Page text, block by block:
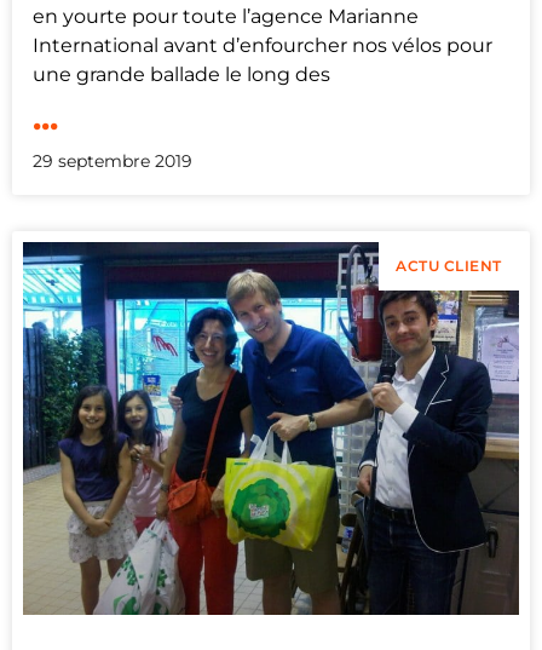
en yourte pour toute l’agence Marianne
International avant d’enfourcher nos vélos pour
une grande ballade le long des
...
29 septembre 2019
ACTU CLIENT